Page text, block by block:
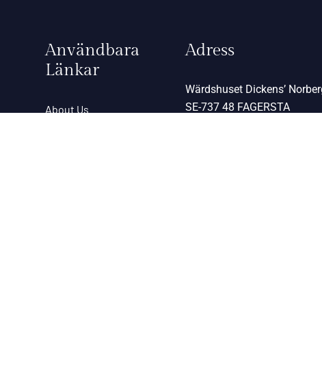
Användbara
Länkar
About Us
Adress
Wärdshuset Dickens’
SE-737 48 FAGERSTA